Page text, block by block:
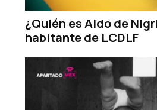
¿Quién es Aldo de
habitante de LCDLF